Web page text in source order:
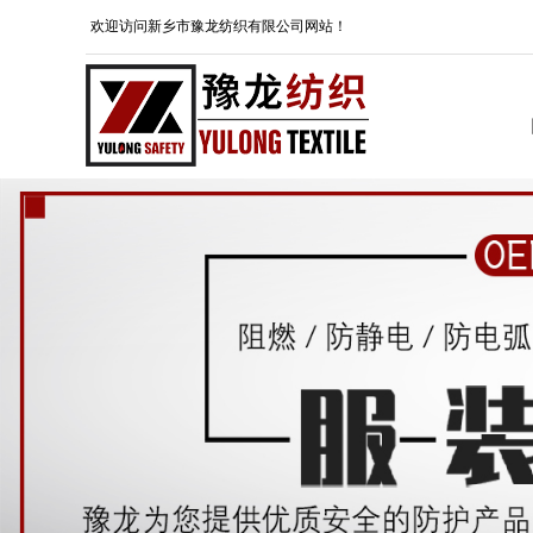
欢迎访问新乡市豫龙纺织有限公司网站！